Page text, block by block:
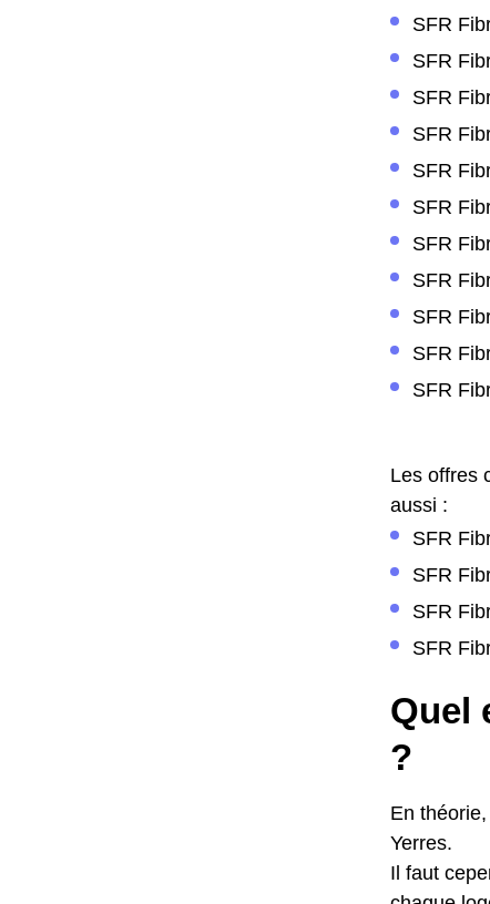
SFR
SFR
SFR
SFR
SFR
SFR
SFR
SFR
SFR
SFR
SFR
Les offres
aussi :
SFR
SFR
SFR
SFR
Quel
?
En
Yerres.
Il faut